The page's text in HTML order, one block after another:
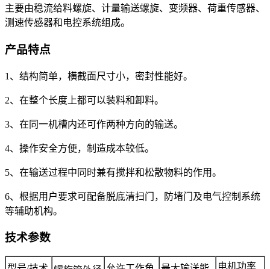
主要由稳流给料螺旋、计量输送螺旋、变频器、荷重传感器、
测速传感器和电控系统组成。
产品特点
1、结构简单，横截面尺寸小，密封性能好。
2、在整个长度上都可以装料和卸料。
3、在同一机槽内还可作两种方向的输送。
4、操作安全方便，制造成本较低。
5、在输送过程中同时兼有搅拌和松散物料的作用。
6、根据用户要求可配备脱底清扫门，防堵门及电气控制系统
等辅助机构。
技术参数
电机功率